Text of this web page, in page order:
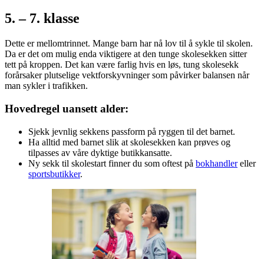
5. – 7. klasse
Dette er mellomtrinnet. Mange barn har nå lov til å sykle til skolen.
Da er det om mulig enda viktigere at den tunge skolesekken sitter
tett på kroppen. Det kan være farlig hvis en løs, tung skolesekk
forårsaker plutselige vektforskyvninger som påvirker balansen når
man sykler i trafikken.
Hovedregel uansett alder:
Sjekk jevnlig sekkens passform på ryggen til det barnet.
Ha alltid med barnet slik at skolesekken kan prøves og
tilpasses av våre dyktige butikkansatte.
Ny sekk til skolestart finner du som oftest på bokhandlereller
sportsbutikker.